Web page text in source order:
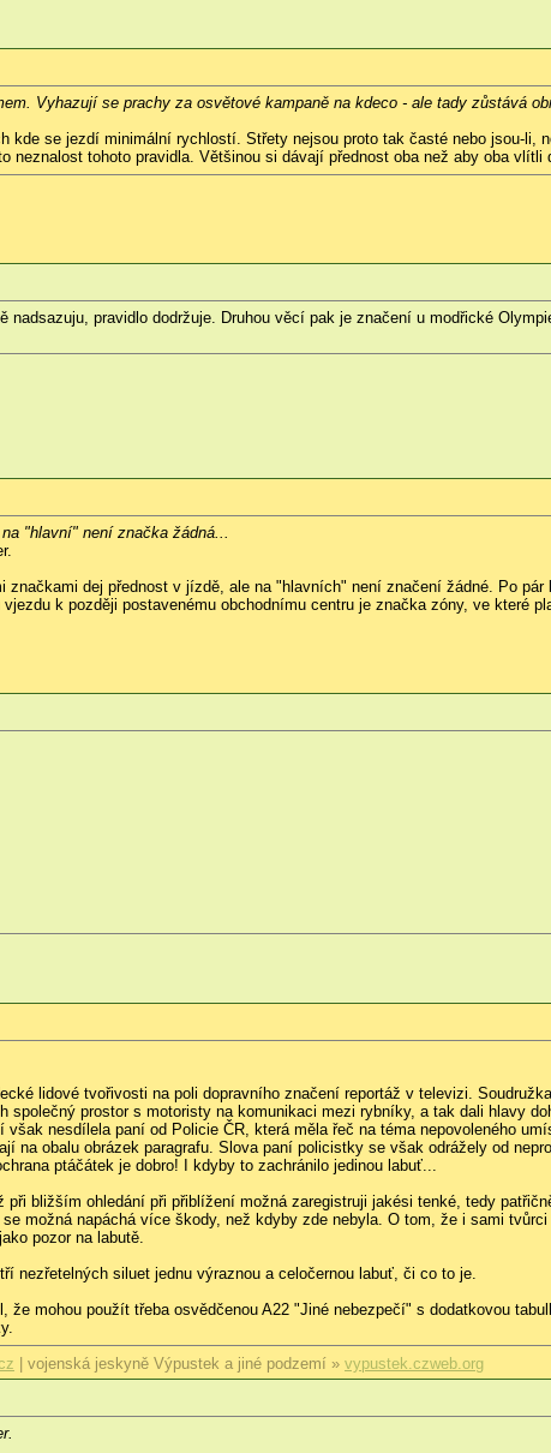
Vyhazují se prachy za osvětové kampaně na kdeco - ale tady zůstává
se jezdí minimální rychlostí. Střety nejsou proto tak časté nebo jsou-li,
tohoto pravidla. Většinou si dávají přednost oba než aby oba vlítli
nadsazuju, pravidlo dodržuje. Druhou věcí pak je značení u modřické
"hlavní" není značka žádná...
dej přednost v jízdě, ale na "hlavních" není značení žádné. Po
k později postavenému obchodnímu centru je značka zóny, ve které
lidové tvořivosti na poli dopravního značení reportáž v televizi.
prostor s motoristy na komunikaci mezi rybníky, a tak dali hlavy
nesdílela paní od Policie ČR, která měla řeč na téma nepovoleného
obalu obrázek paragrafu. Slova paní policistky se však odrážely od
ptáčátek je dobro! I kdyby to zachránilo jedinou labuť...
bližším ohledání při přiblížení možná zaregistruji jakési tenké, tedy
možná napáchá více škody, než kdyby zde nebyla. O tom, že i sami
pozor na labutě.
nezřetelných siluet jednu výraznou a celočernou labuť, či co to je.
že mohou použít třeba osvědčenou A22 "Jiné nebezpečí" s dodatkovou
| vojenská jeskyně Výpustek a jiné podzemí » vypustek.czweb.org